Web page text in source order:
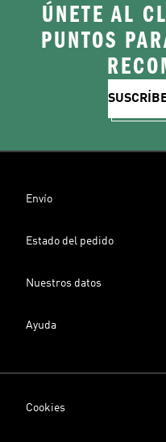
ÚNETE AL
PUNTOS
Envío
Estado del pedido
Nuestros datos
Ayuda
Cookies